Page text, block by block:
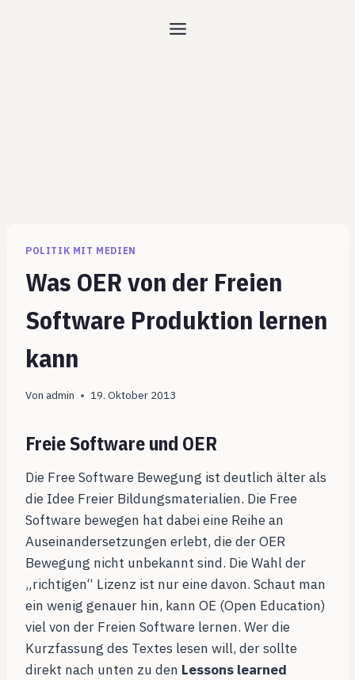
POLITIK MIT MEDIEN
Was OER von der Freien
Software Produktion lernen
kann
Von admin 19. Oktober 2013
Freie Software und OER
Die Free Software Bewegung ist deutlich älter als
die Idee Freier Bildungsmaterialien. Die Free
Software bewegen hat dabei eine Reihe an
Auseinandersetzungen erlebt, die der OER
Bewegung nicht unbekannt sind. Die Wahl der
„richtigen“ Lizenz ist nur eine davon. Schaut man
ein wenig genauer hin, kann OE (Open Education)
viel von der Freien Software lernen. Wer die
Kurzfassung des Textes lesen will, der sollte
direkt nach unten zu den Lessons learned